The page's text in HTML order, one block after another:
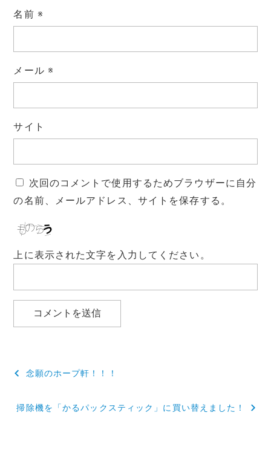
名前 ※
メール ※
サイト
次回のコメントで使用するためブラウザーに自分
の名前、メールアドレス、サイトを保存する。
上に表示された文字を入力してください。
投
ナ
念願のホープ軒！！！
掃除機を「かるパックスティック」に買い替えました！